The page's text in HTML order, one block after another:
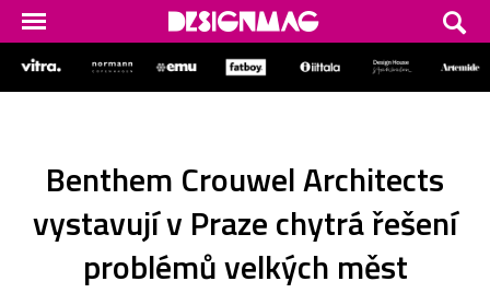
Benthem Crouwel Architects
vystavují v Praze chytrá řešení
problémů velkých měst